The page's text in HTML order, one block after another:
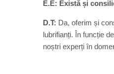
E.E: Există și
D.T: Da, oferim și
lubrifianți. În funcție
noștri experți în